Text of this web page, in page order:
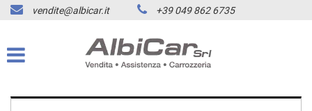
HOME
LISTA VEICOLI
ACQUISTIAMO USATO
vendite@albicar.it +39 049 862 6735
preferenze
di